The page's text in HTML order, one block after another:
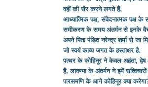
वहीं की सैर करने लगते हैं.
आध्यात्मिक पक्ष, संवेदनात्मक पक्ष के
समीकरण के समय अंतर्मन से इनके
अपने पिता पंडित नरेन्द्र शर्मा सेजा
जो स्वयं काव्य जगत के हस्ताक्षर है.
पत्थर के कोहिनूर ने केवल अहंता, द्वेष
हैं, लावण्या के अंतर्मन ने हमें
पारसमणि के आगे कोहिनूर क्या